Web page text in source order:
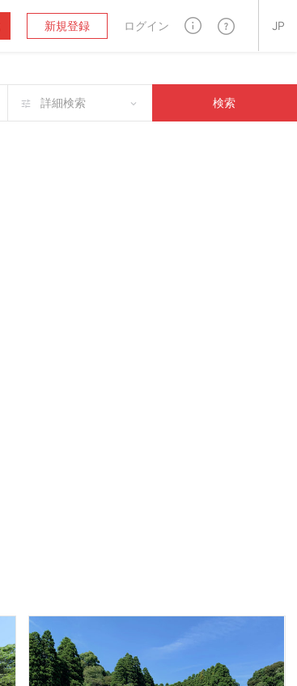
新規登録 ログイン JP
詳細検索 検索